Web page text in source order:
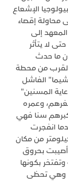
الإشعاع
إقصاء
إلى
لا يتأثر
ما حدث
من محطة
الفاشل
المسنين"
وعمره
أكبرهم سنا فهي
103 أعوام. عندما انفجرت
كانت أمينوموري على بعد نحو 1.5 كيلومتر من مكان
أصيبت بحروق
بكونها
وهي تحظى